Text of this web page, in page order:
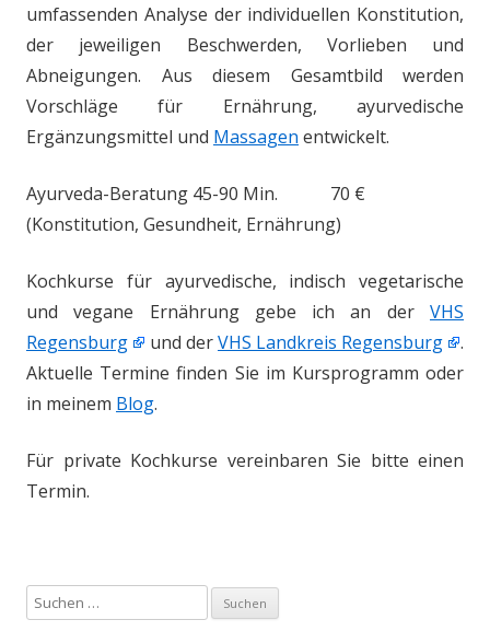
umfassenden Analyse der individuellen Konstitution,
der jeweiligen Beschwerden, Vorlieben und
Abneigungen. Aus diesem Gesamtbild werden
Vorschläge für Ernährung, ayurvedische
Ergänzungsmittel und Massagen entwickelt.
Ayurveda-Beratung 45-90 Min. 70 €
(Konstitution, Gesundheit, Ernährung)
Kochkurse für ayurvedische, indisch vegetarische
und vegane Ernährung gebe ich an der VHS
Regensburg
und derVHS Landkreis Regensburg
.
Aktuelle Termine finden Sie im Kursprogramm oder
in meinem Blog.
Für private Kochkurse vereinbaren Sie bitte einen
Termin.
u